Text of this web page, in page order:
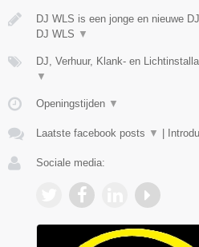
DJ WLS is een jonge en nieuwe
DJ WLS ▼
DJ, Verhuur, Klank- en
▼
Openingstijden ▼
Laatste facebook posts ▼
Sociale media: